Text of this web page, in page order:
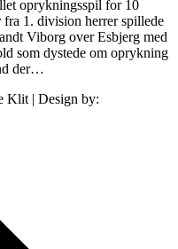
oprykningsspil for 10
1. division herrer spillede
Viborg over Esbjerg med
som dystede om oprykning
der…
Klit | Design by: